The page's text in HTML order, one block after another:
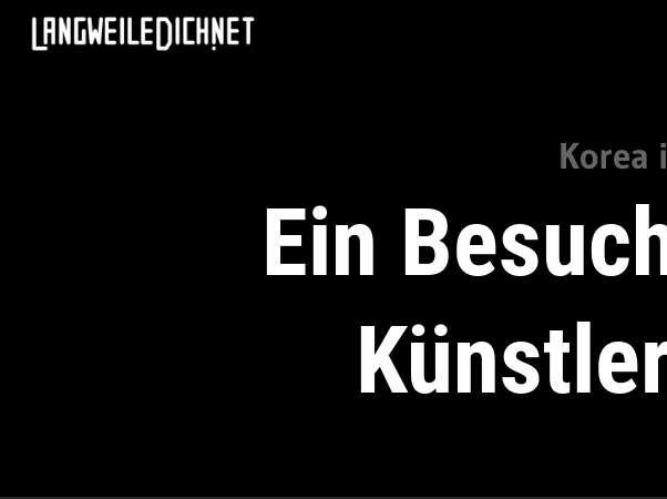
Korea
Ein